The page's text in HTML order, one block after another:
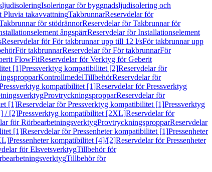
Isoleringar för byggnadsljudisolering och
Pluvia takavvattningTakbrunnarReservdelar för
för stödrännorReservdelar för Takbrunnar för
ångspärrReservdelar för Installationselement
Reservdelar för För takbrunnar upp till 12 l/sFör takbrunnar upp
För takbrunnarReservdelar för För takbrunnarFör
FlowFitReservdelar för Verktyg för Geberit
[1]Pressverktyg kompatibilitet [2]Reservdelar för
KontrollmedelTillbehörReservdelar för
kompatibilitet [1]Reservdelar för Pressverktyg
ProvtryckningspropparReservdelar för
[1]Reservdelar för Pressverktyg kompatibilitet [1]Pressverktyg
/ [2]Pressverktyg kompatibilitet [2XL]Reservdelar för
för RörbearbetningsverktygProvtryckningspropparReservdelar
[1]Reservdelar för Pressenheter kompatibilitet [1]Pressenheter
Pressenheter kompatibilitet [4]/[2]Reservdelar för Pressenheter
för ElsvetsverktygTillbehör för
Tillbehör för